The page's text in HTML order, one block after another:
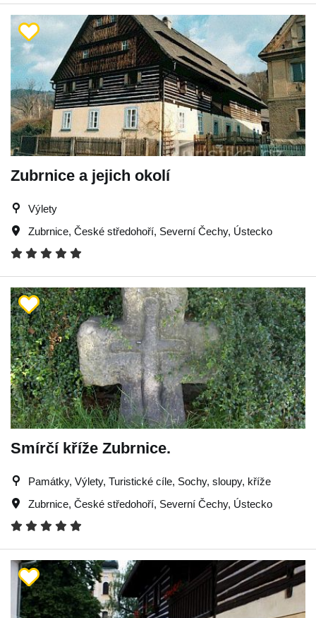
Zubrnice a jejich okolí
Výlety
Zubrnice, České středohoří, Severní Čechy, Ústecko
Smírčí kříže Zubrnice.
Památky, Výlety, Turistické cíle, Sochy, sloupy, kříže
Zubrnice, České středohoří, Severní Čechy, Ústecko